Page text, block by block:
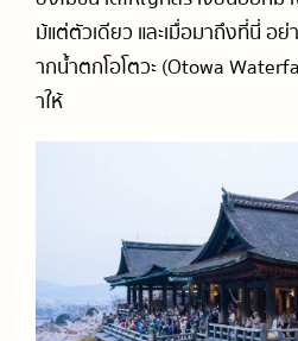
ม้แต่ตัวเดียว และเมื่อมาถึงที่นี่
ากน้ำตกโอโตวะ (Otowa
าให้